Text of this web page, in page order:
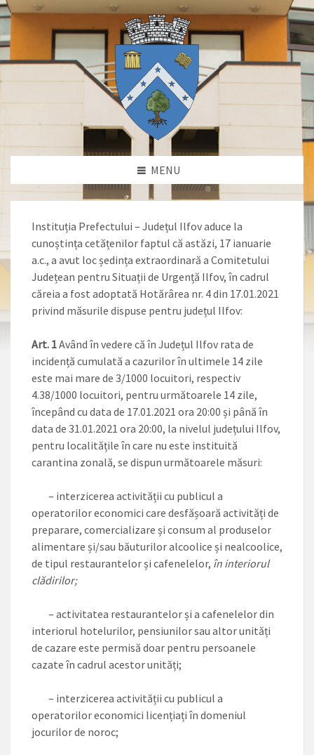
MENU
Instituția Prefectului – Județul Ilfov aduce la
cunoștința cetățenilor faptul că astăzi, 17 ianuarie
a.c., a avut loc ședința extraordinară a Comitetului
Județean pentru Situații de Urgență Ilfov, în cadrul
căreia a fost adoptată Hotărârea nr. 4 din 17.01.2021
privind măsurile dispuse pentru județul Ilfov:
Art. 1Având în vedere că în Județul Ilfov rata de
incidență cumulată a cazurilor în ultimele 14 zile
este mai mare de 3/1000 locuitori, respectiv
4.38/1000 locuitori, pentru următoarele 14 zile,
începând cu data de 17.01.2021 ora 20:00 și până în
data de 31.01.2021 ora 20:00, la nivelul județului Ilfov,
pentru localitățile în care nu este instituită
carantina zonală, se dispun următoarele măsuri:
– interzicerea activității cu publicul a
operatorilor economici care desfășoară activități de
preparare, comercializare și consum al produselor
alimentare și/sau băuturilor alcoolice și nealcoolice,
de tipul restaurantelor și cafenelelor, în interiorul
clădirilor;
– activitatea restaurantelor și a cafenelelor din
interiorul hotelurilor, pensiunilor sau altor unități
de cazare este permisă doar pentru persoanele
cazate în cadrul acestor unități;
– interzicerea activității cu publicul a
operatorilor economici licențiați în domeniul
jocurilor de noroc;